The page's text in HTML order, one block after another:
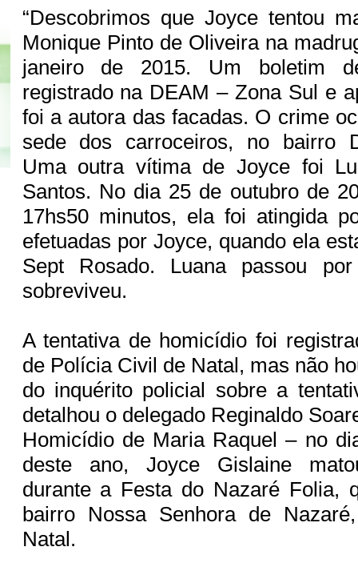
“Descobrimos que Joyce tentou
Monique Pinto de Oliveira na
janeiro de 2015. Um boletim
registrado na DEAM – Zona Sul e
foi a autora das facadas. O crime
sede dos carroceiros, no bairro
Uma outra vítima de Joyce foi
Santos. No dia 25 de outubro de
17hs50 minutos, ela foi atingida
efetuadas por Joyce, quando ela
Sept Rosado. Luana passou
sobreviveu.
A tentativa de homicídio foi
de Polícia Civil de Natal, mas não
do inquérito policial sobre a
detalhou o delegado Reginaldo
Homicídio de Maria Raquel – no
deste ano, Joyce Gislaine
durante a Festa do Nazaré Folia,
bairro Nossa Senhora de
Natal.